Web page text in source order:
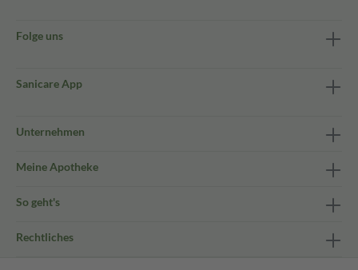
Folge uns
Sanicare App
Unternehmen
Meine Apotheke
So geht's
Rechtliches